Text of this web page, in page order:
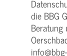
die BBG
Beratung